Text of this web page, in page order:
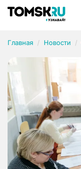
Главная Новости